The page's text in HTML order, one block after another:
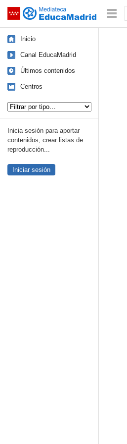
Saltar navegación
Inicio
Canal EducaMadrid
Últimos contenidos
Centros
Inicia sesión para aportar
contenidos, crear listas de
reproducción...
Iniciar sesión